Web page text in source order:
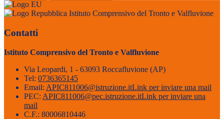
Istituto Comprensivo del Tronto e Valfluvione
Contatti
Istituto Comprensivo del Tronto e Valfluvione
Via Leopardi, 1 - 63093 Roccafluvione (AP)
Tel: 0736365145
Email: APIC811006@istruzione.itLink per inviare una mail
PEC: APIC811006@pec.istruzione.itLink per inviare una
mail
C.F.: 80006810446